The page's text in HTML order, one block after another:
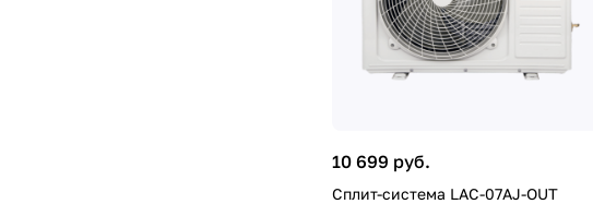
10 699 руб.
Сплит-система LAC-07AJ-OUT